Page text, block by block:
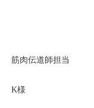
筋肉伝道師担当
K様